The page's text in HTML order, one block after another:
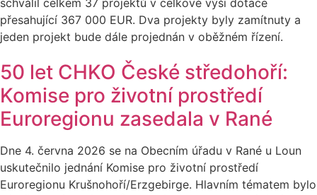
přesahující 367 000 EUR. Dva projekty byly zamítnuty a
jeden projekt bude dále projednán v oběžném řízení.
50 let CHKO České středohoří:
Komise pro životní prostředí
Euroregionu zasedala v Rané
Dne 4. června 2026 se na Obecním úřadu v Rané u Loun
uskutečnilo jednání Komise pro životní prostředí
Euroregionu Krušnohoří/Erzgebirge. Hlavním tématem bylo